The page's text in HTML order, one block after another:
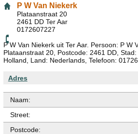
P W Van Niekerk
Plataanstraat 20
2461 DD Ter Aar
0172607227
P W Van Niekerk uit Ter Aar. Persoon: P W
Plataanstraat 20, Postcode: 2461 DD,
Holland, Land: Nederlands, Telefoon:
Adres
Naam:
Street:
Postcode: